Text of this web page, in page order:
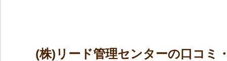
(株)リード管理センターの口コミ